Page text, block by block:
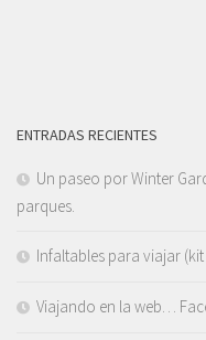
ENTRADAS RECIENTES
Un paseo por Winter
parques.
Infaltables para viajar
Viajando en la web…